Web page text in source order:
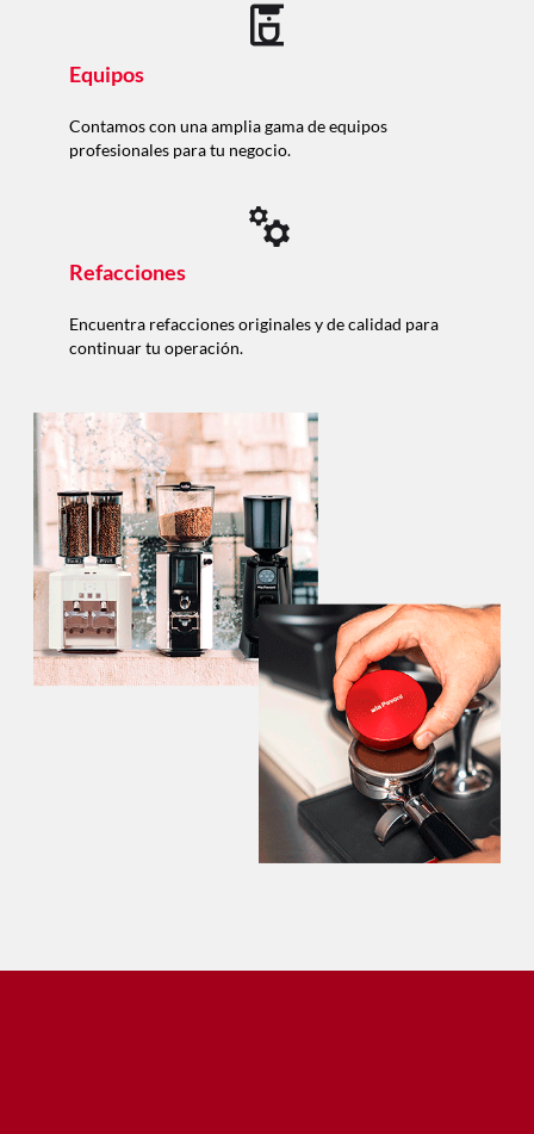
Equipos
Contamos con una amplia gama de equipos
profesionales para tu negocio.
Refacciones
Encuentra refacciones originales y de calidad para
continuar tu operación.